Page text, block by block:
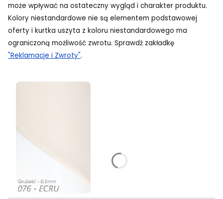
może wpływać na ostateczny wygląd i charakter produktu.
Kolory niestandardowe nie są elementem podstawowej
oferty i kurtka uszyta z koloru niestandardowego ma
ograniczoną możliwość zwrotu. Sprawdź zakładkę
"Reklamacje i Zwroty".